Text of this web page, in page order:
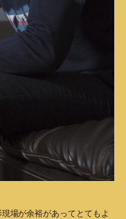
場が余裕があってとてもよ